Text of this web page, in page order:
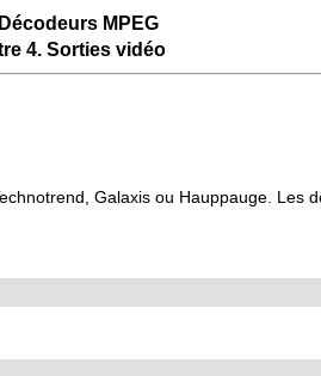
MPEG
4. Sorties vidéo
Galaxis ou Hauppauge. Les